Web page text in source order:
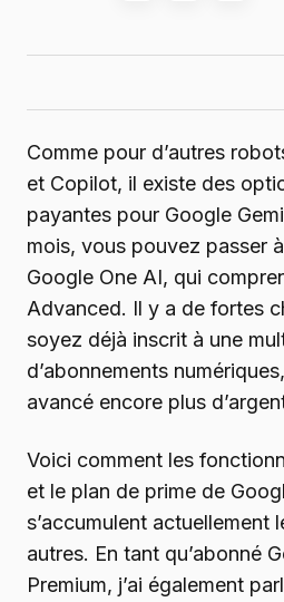
Comme pour d’autres
et Copilot, il existe des
payantes pour Google
mois, vous pouvez passer
Google One AI, qui
Advanced. Il y a de fortes
soyez déjà inscrit à une
d’abonnements
avancé encore plus
Voici comment les
et le plan de prime de
s’accumulent actuellement
autres. En tant qu’abonné
Premium, j’ai également